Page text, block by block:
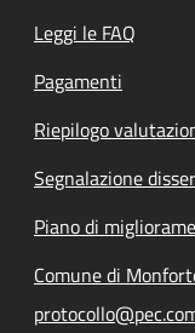
Leggi le FAQ
Pagamenti
Riepilogo
Segnalazione
Piano di
Comune di